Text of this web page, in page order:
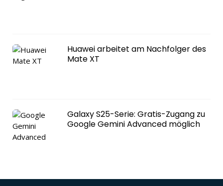
Huawei arbeitet am Nachfolger des
Mate XT
Galaxy S25-Serie: Gratis-Zugang zu
Google Gemini Advanced möglich